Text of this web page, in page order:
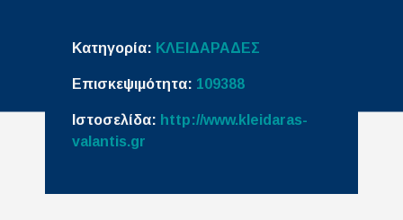
Κατηγορία: ΚΛΕΙΔΑΡΑΔΕΣ
Επισκεψιμότητα: 109388
Ιστοσελίδα: http://www.kleidaras-
valantis.gr